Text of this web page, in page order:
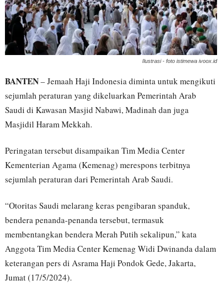
Ilustrasi - foto istimewa ivoox.id
BANTEN– Jemaah Haji Indonesia diminta untuk mengikuti
sejumlah peraturan yang dikeluarkan Pemerintah Arab
Saudi di Kawasan Masjid Nabawi, Madinah dan juga
Masjidil Haram Mekkah.
Peringatan tersebut disampaikan Tim Media Center
Kementerian Agama (Kemenag) merespons terbitnya
sejumlah peraturan dari Pemerintah Arab Saudi.
“Otoritas Saudi melarang keras pengibaran spanduk,
bendera penanda-penanda tersebut, termasuk
membentangkan bendera Merah Putih sekalipun,” kata
Anggota Tim Media Center Kemenag Widi Dwinanda dalam
keterangan pers di Asrama Haji Pondok Gede, Jakarta,
Jumat (17/5/2024).